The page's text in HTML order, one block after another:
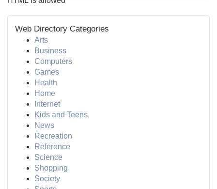
Web Directory Categories
Arts
Business
Computers
Games
Health
Home
Internet
Kids and Teens
News
Recreation
Reference
Science
Shopping
Society